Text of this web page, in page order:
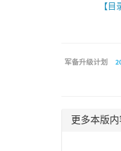
【
军备升级计划
更多本版内